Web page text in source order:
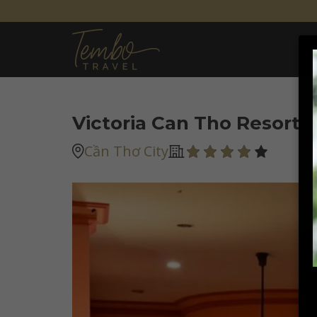
Victoria Can Tho Resort
Cần Thơ City